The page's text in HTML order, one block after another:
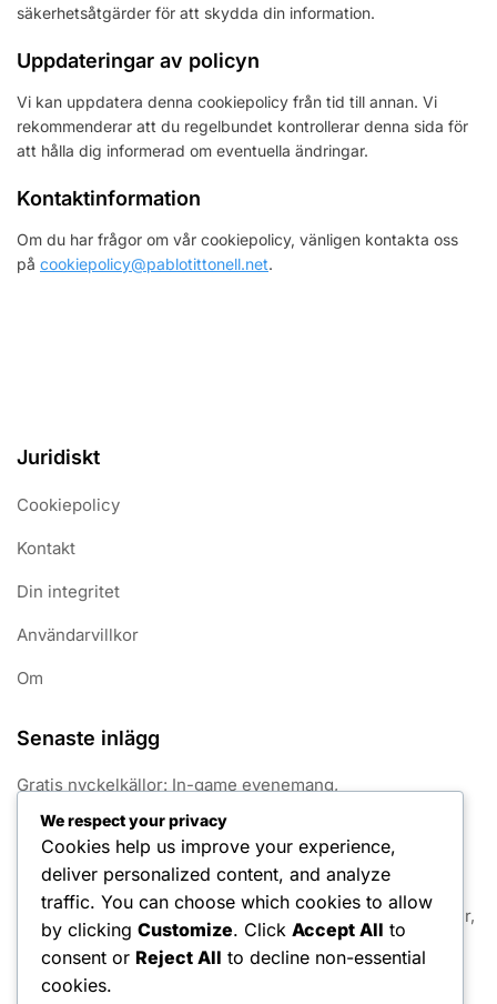
säkerhetsåtgärder för att skydda din information.
Uppdateringar av policyn
Vi kan uppdatera denna cookiepolicy från tid till annan. Vi
rekommenderar att du regelbundet kontrollerar denna sida för
att hålla dig informerad om eventuella ändringar.
Kontaktinformation
Om du har frågor om vår cookiepolicy, vänligen kontakta oss
på cookiepolicy@pablotittonell.net.
Juridiskt
Cookiepolicy
Kontakt
Din integritet
Användarvillkor
Om
Senaste inlägg
Gratis nyckelkällor: In-game evenemang,
Säsongsjakt Pristavlor: Unika designer, Säsongsteman,
Karaktärsintegration
Gratis mynt: Kampanjkoder, Utdelningar på sociala medier,
Gemenskapsevenemang
Gratis mynt: Belöningsstruktur, Streak-bonusar, Viktighet
We respect your privacy
Cookies help us improve your experience,
deliver personalized content, and analyze
traffic. You can choose which cookies to allow
by clicking Customize. Click Accept All to
consent or Reject All to decline non-essential
cookies.